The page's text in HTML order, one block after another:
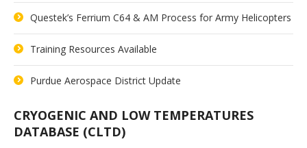
Questek’s Ferrium C64 & AM Process for Army Helicopters
Training Resources Available
Purdue Aerospace District Update
CRYOGENIC AND LOW TEMPERATURES
DATABASE (CLTD)